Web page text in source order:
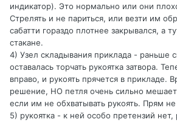
индикатор). Это нормально или они
Стрелять и не париться, или везти им
сабатти гораздо плотнее закрывался, а
стакане.
4) Узел складывания приклада - раньше
оставалась торчать рукоятка затвора.
вправо, и рукоять прячется в прикладе.
решение, НО петля очень сильно
если им не обхватывать рукоять. Прям
5) рукоятка - к ней особо претензий нет,